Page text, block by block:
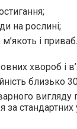
на рослині;
м’якоть і
хвороб і
близько
вигляду
за